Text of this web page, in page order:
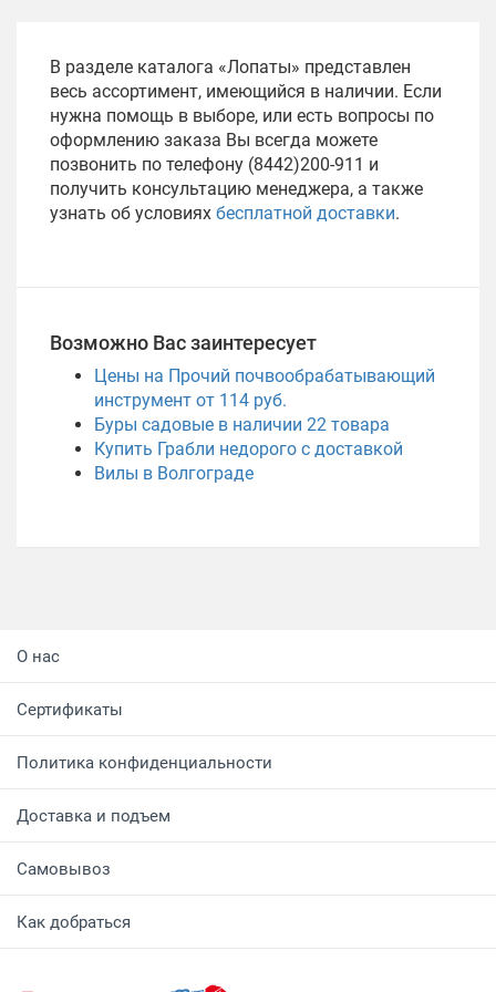
В разделе каталога «Лопаты» представлен
весь ассортимент, имеющийся в наличии. Если
нужна помощь в выборе, или есть вопросы по
оформлению заказа Вы всегда можете
позвонить по телефону (8442)200-911 и
получить консультацию менеджера, а также
узнать об условиях бесплатной доставки.
Возможно Вас заинтересует
Цены на Прочий почвообрабатывающий
инструмент от 114 руб.
Буры садовые в наличии 22 товара
Купить Грабли недорого с доставкой
Вилы в Волгограде
О нас
Сертификаты
Политика конфиденциальности
Доставка и подъем
Самовывоз
Как добраться